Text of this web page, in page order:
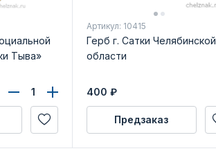
Тыва»
Артикул: 10415
Герб г. Сатки Челябинской
области
400 ₽
Предзаказ